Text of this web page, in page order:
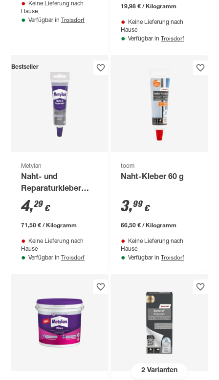
Keine Lieferung nach
Hause
Verfügbar in Troisdorf
19,98 € / Kilogramm
Keine Lieferung nach
Hause
Verfügbar in Troisdorf
Bestseller
Metylan
Naht- und
Reparaturkleber
transparent 60 g
4,29 €
71,50 € / Kilogramm
Keine Lieferung nach
Hause
Verfügbar in Troisdorf
toom
Naht-Kleber 60 g
3,99 €
66,50 € / Kilogramm
Keine Lieferung nach
Hause
Verfügbar in Troisdorf
2Varianten